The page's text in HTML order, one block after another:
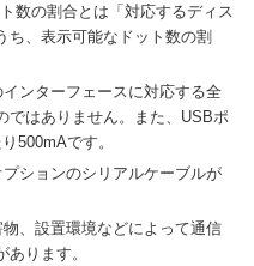
数の割合とは「対応するディス
ち、表示可能なドット数の割
ンターフェースに対応する全
ではありません。また、USBポ
500mAです。
ションのシリアルケーブルが
、設置環境などによって通信
ります。